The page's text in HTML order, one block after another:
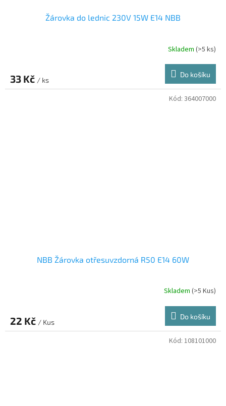
Žárovka do lednic 230V 15W E14 NBB
Skladem (>5 ks)
33 Kč / ks
Do košíku
NBB Žárovka otřesuvzdorná R50 E14 60W
Skladem (>5 Kus)
22 Kč / Kus
Do košíku
Kód: 364007000
Kód: 108101000